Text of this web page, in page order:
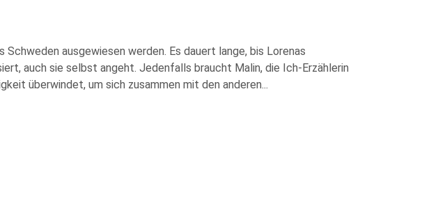
ausgewiesen werden. Es dauert lange, bis Lorenas
auch sie selbst angeht. Jedenfalls braucht Malin, die Ich-Erzählerin
überwindet, um sich zusammen mit den anderen...